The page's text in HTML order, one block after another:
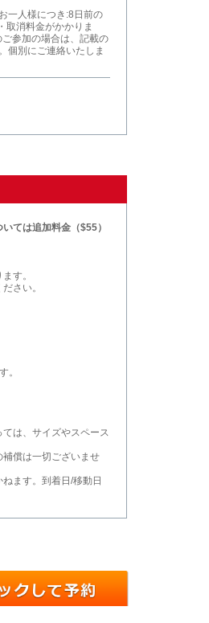
一人様につき:8日前の
取消料金がかかりま
参加の場合は、記載の
個別にご連絡いたしま
ては追加料金（$55）
す。
さい。
。
は、サイズやスペース
償は一切ございませ
ます。到着日/移動日